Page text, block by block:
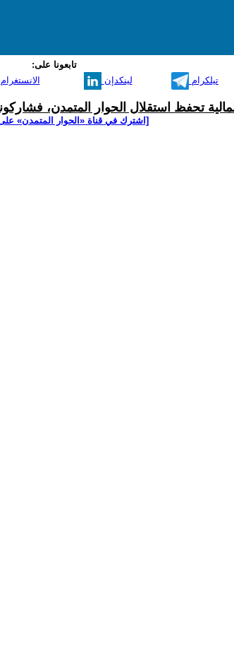
تابعونا على:
الانستغرام لينكدإن تيلكرام
تحفظ استقلال الحوار المتمدن،
[اشترك في قناة ‫«الحوار المتمدن»